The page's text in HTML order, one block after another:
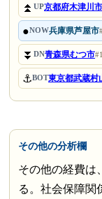
⏫UP京都府木津川
●NOW兵庫県芦屋市
⏬DN青森県むつ市
⚓BOT東京都武蔵村
その他の分析欄
その他の経費は
る。社会保障関